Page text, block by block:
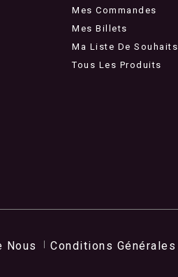
Mes Commandes
Mes Billets
Ma Liste De Souhaits
Tous Les Produits
Nous Conditions Générales